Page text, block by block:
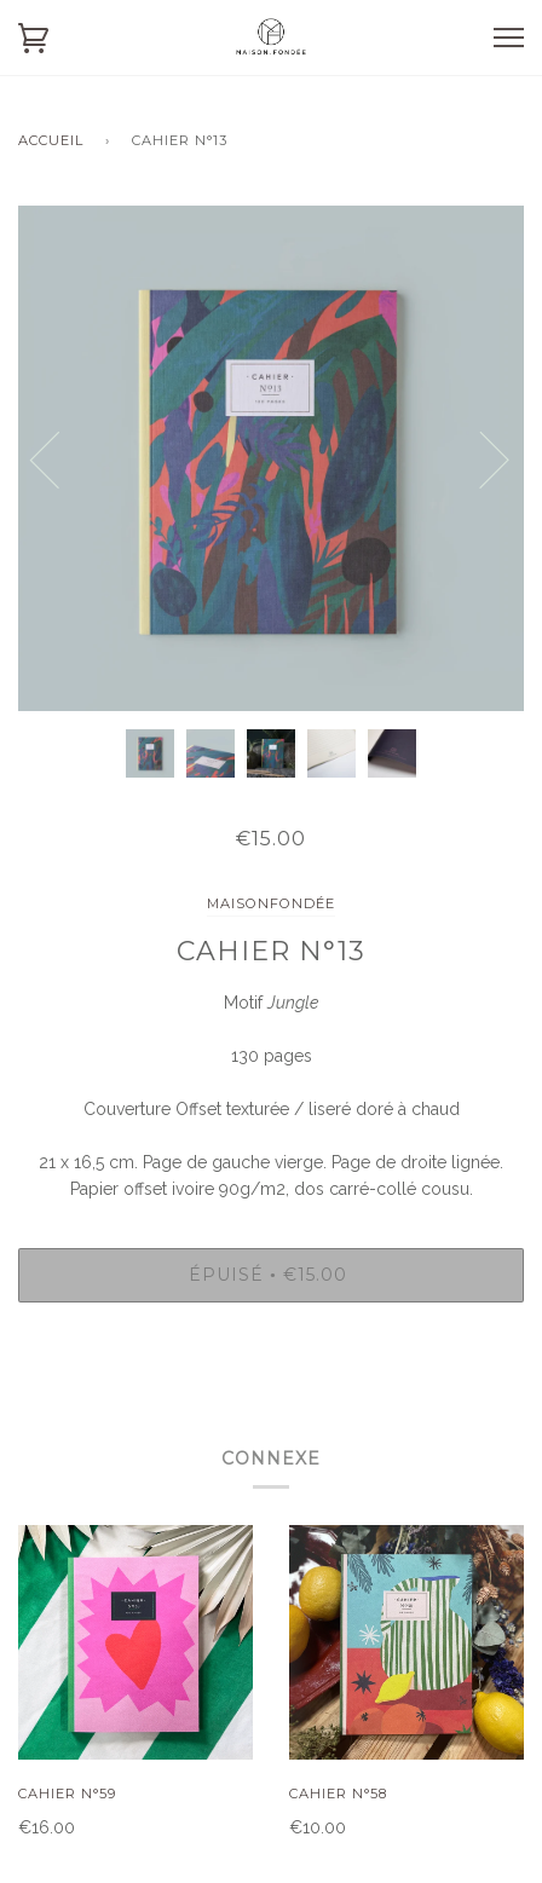
ACCUEIL › CAHIER N°13
€15.00
MAISONFONDÉE
CAHIER N°13
MotifJungle
130 pages
Couverture Offset texturée / liseré doré à chaud
21 x 16,5 cm. Page de gauche vierge. Page de droite lignée.
Papier offset ivoire 90g/m2, dos carré-collé cousu.
ÉPUISÉ • €15.00
CONNEXE
CAHIER N°59
€16.00
CAHIER N°58
€10.00